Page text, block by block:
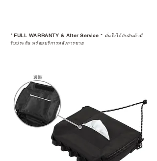
*FULL WARRANTY & After Service * มั่นใจได้กับสินค้ามี
รับประกัน พร้อมบริการหลังการขาย